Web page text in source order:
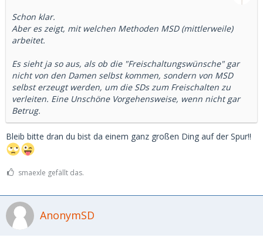
Schon klar.
Aber es zeigt, mit welchen Methoden MSD (mittlerweile)
arbeitet.
Es sieht ja so aus, als ob die "Freischaltungswünsche" gar
nicht von den Damen selbst kommen, sondern von MSD
selbst erzeugt werden, um die SDs zum Freischalten zu
verleiten. Eine Unschöne Vorgehensweise, wenn nicht gar
Betrug.
Bleib bitte dran du bist da einem ganz großen Ding auf der Spur!!
smaexle gefällt das.
AnonymSD